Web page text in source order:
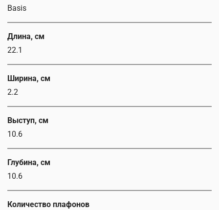
Basis
Длина, см
22.1
Ширина, см
2.2
Выступ, см
10.6
Глубина, см
10.6
Количество плафонов